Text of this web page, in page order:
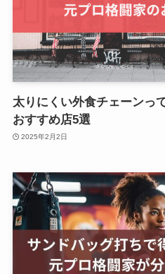
太りにくい外食チェーンっ
おすすめ店5選
2025年2月2日